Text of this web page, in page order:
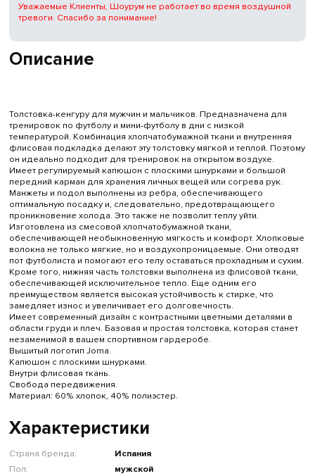
Описание
Толстовка-кенгуру для мужчин и мальчиков. Предназначена для
тренировок по футболу и мини-футболу в дни с низкой
температурой. Комбинация хлопчатобумажной ткани и внутренняя
флисовая подкладка делают эту толстовку мягкой и теплой. Поэтому
он идеально подходит для тренировок на открытом воздухе.
Имеет регулируемый капюшон с плоскими шнурками и большой
передний карман для хранения личных вещей или согрева рук.
Манжеты и подол выполнены из ребра, обеспечивающего
оптимальную посадку и, следовательно, предотвращающего
проникновение холода. Это также не позволит теплу уйти.
Изготовлена из смесовой хлопчатобумажной ткани,
обеспечивающей необыкновенную мягкость и комфорт. Хлопковые
волокна не только мягкие, но и воздухопроницаемые. Они отводят
пот футболиста и помогают его телу оставаться прохладным и сухим.
Кроме того, нижняя часть толстовки выполнена из флисовой ткани,
обеспечивающей исключительное тепло. Еще одним его
преимуществом является высокая устойчивость к стирке, что
замедляет износ и увеличивает его долговечность.
Имеет современный дизайн с контрастными цветными деталями в
области груди и плеч. Базовая и простая толстовка, которая станет
незаменимой в вашем спортивном гардеробе.
Вышитый логотип Joma.
Капюшон с плоскими шнурками.
Внутри флисовая ткань.
Свобода передвижения.
Материал: 60% хлопок, 40% полиэстер.
Характеристики
Страна бренда:
Испания
Пол:
мужской
Уважаемые Клиенты, Шоурум не работает во время воздушной
тревоги. Спасибо за понимание!